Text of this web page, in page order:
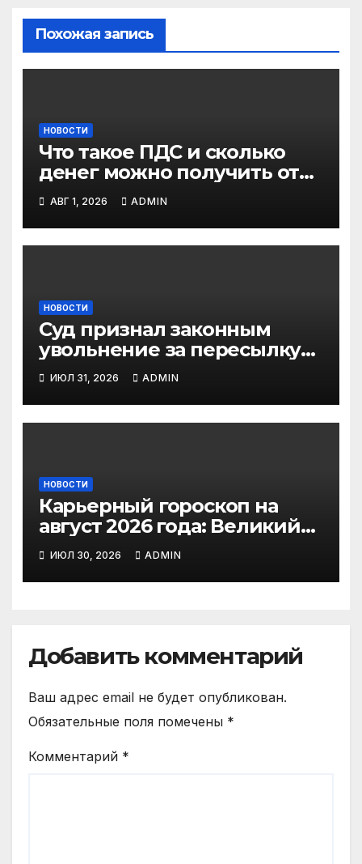
Похожая запись
НОВОСТИ
Что такое ПДС и сколько
денег можно получить от
государства?
АВГ 1, 2026 ADMIN
НОВОСТИ
Суд признал законным
увольнение за пересылку
рабочих файлов на личную
почту
ИЮЛ 31, 2026 ADMIN
НОВОСТИ
Карьерный гороскоп на
август 2026 года: Великий
парад планет, солнечное
затмение и судьбоносные
решения для каждого
ИЮЛ 30, 2026 ADMIN
Добавить комментарий
Ваш адрес email не будет опубликован.
Обязательные поля помечены *
Комментарий *